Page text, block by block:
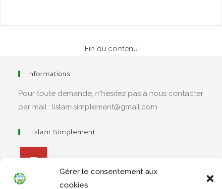
Gérer le consentement aux
cookies
Fin du contenu
Informations
Pour toute demande, n'hésitez pas à nous contacter
par mail : lislam.simplement@gmail.com
L’Islam Simplement
S’ouvre